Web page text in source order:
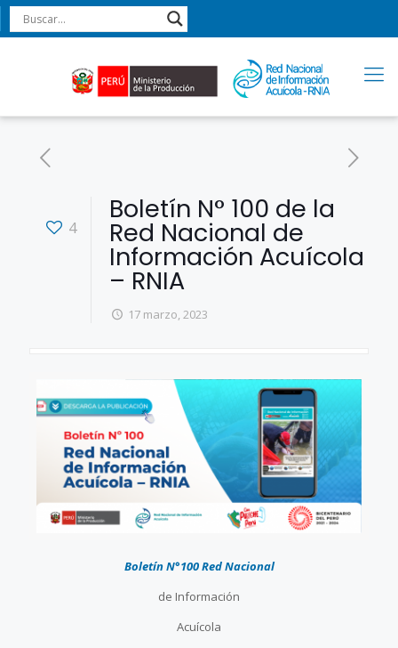
4
Boletín N° 100 de la
Red Nacional de
Información Acuícola
– RNIA
17 marzo, 2023
Boletín N°100 Red Nacional
de Información
Acuícola